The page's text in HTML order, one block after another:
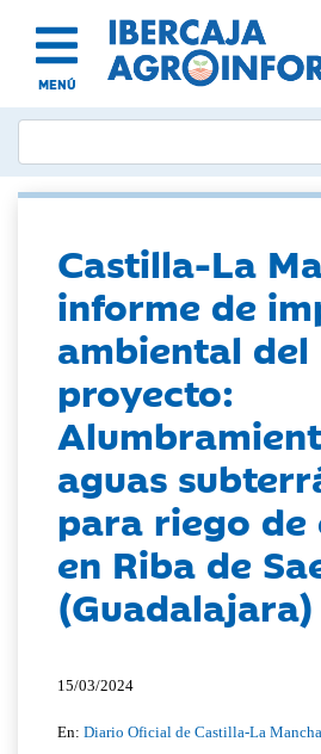
MENÚ
Castilla-La
informe de
ambiental del
proyecto:
aguas
para riego de
en Riba de
(Guadalajara)
15/03/2024
En:Diario Oficial de Castilla-La Mancha